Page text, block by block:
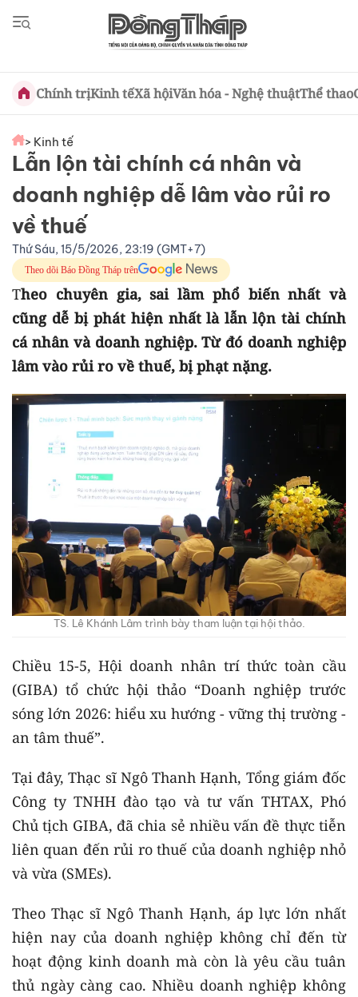
Chính trịKinh tếXã hộiVăn hóa - Nghệ thuậtThể thao
> Kinh tế
Lẫn lộn tài chính cá nhân và
doanh nghiệp dễ lâm vào rủi ro
về thuế
Thứ Sáu, 15/5/2026, 23:19 (GMT+7)
Theo dõi Báo Đồng Tháp trên
Theo chuyên gia, sai lầm phổ biến nhất và
cũng dễ bị phát hiện nhất là lẫn lộn tài chính
cá nhân và doanh nghiệp. Từ đó doanh nghiệp
lâm vào rủi ro về thuế, bị phạt nặng.
TS. Lê Khánh Lâm trình bày tham luận tại hội thảo.
Chiều 15-5, Hội doanh nhân trí thức toàn cầu
(GIBA) tổ chức hội thảo “Doanh nghiệp trước
sóng lớn 2026: hiểu xu hướng - vững thị trường -
an tâm thuế”.
Tại đây, Thạc sĩ Ngô Thanh Hạnh, Tổng giám đốc
Công ty TNHH đào tạo và tư vấn THTAX, Phó
Chủ tịch GIBA, đã chia sẻ nhiều vấn đề thực tiễn
liên quan đến rủi ro thuế của doanh nghiệp nhỏ
và vừa (SMEs).
Theo Thạc sĩ Ngô Thanh Hạnh, áp lực lớn nhất
hiện nay của doanh nghiệp không chỉ đến từ
hoạt động kinh doanh mà còn là yêu cầu tuân
thủ ngày càng cao. Nhiều doanh nghiệp không